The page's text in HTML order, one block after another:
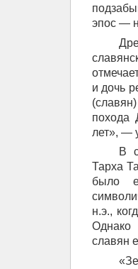
эпос —
и дочь
похода
лет», —
В
Тарха
было
н.э.,
Однако
славян